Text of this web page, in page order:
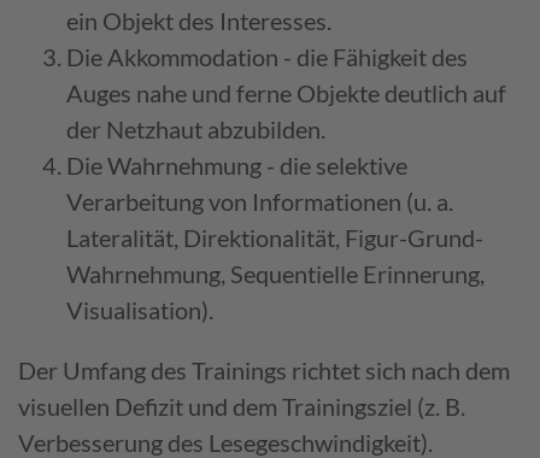
ein Objekt des Interesses.
Die Akkommodation - die Fähigkeit des
Auges nahe und ferne Objekte deutlich auf
der Netzhaut abzubilden.
Die Wahrnehmung - die selektive
Verarbeitung von Informationen (u. a.
Lateralität, Direktionalität, Figur-Grund-
Wahrnehmung, Sequentielle Erinnerung,
Visualisation).
Der Umfang des Trainings richtet sich nach dem
visuellen Defizit und dem Trainingsziel (z. B.
Verbesserung des Lesegeschwindigkeit).